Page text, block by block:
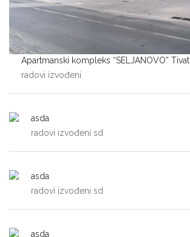
Apartmanski kompleks “SELJANOVO” Tivat
radovi izvođeni
asda
radovi izvođeni sd
asda
radovi izvođeni sd
asda